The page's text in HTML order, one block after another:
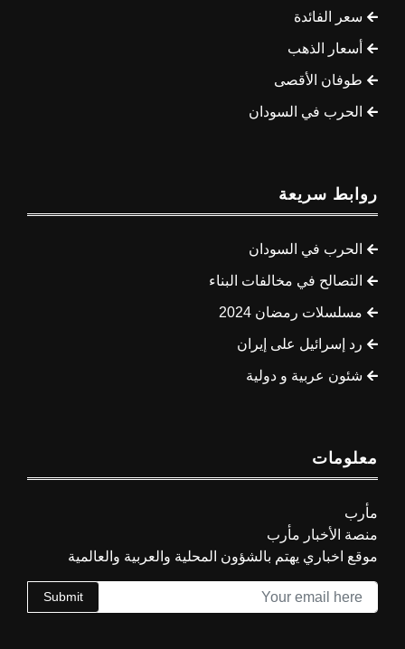
سعر الفائدة
أسعار الذهب
طوفان الأقصى
الحرب في السودان
روابط سريعة
الحرب في السودان
التصالح في مخالفات البناء
مسلسلات رمضان 2024
رد إسرائيل على إيران
شئون عربية و دولية
معلومات
مأرب
منصة الأخبار مأرب
موقع اخباري يهتم بالشؤون المحلية والعربية والعالمية
Submit